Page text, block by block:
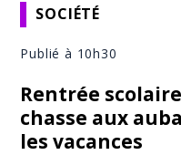
SOCIÉTÉ
Publié à 10h30
Rentrée
chasse aux
les vacances